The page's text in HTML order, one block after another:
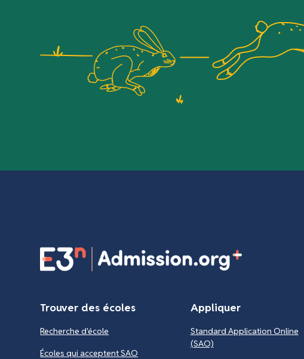
Trouver des écoles
Recherche d'école
Écoles qui acceptent SAO
Appliquer
Standard Application Online
(SAO)